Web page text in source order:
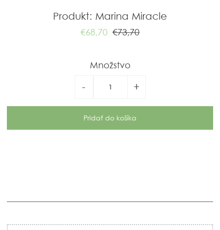
Produkt: Marina Miracle
€68,70 €73,70
Množstvo
- +